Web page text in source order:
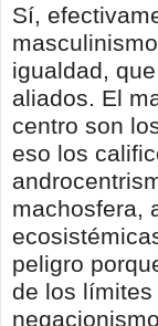
Sí,
igualdad,
aliados. El
centro son
eso los
machosfera,
peligro
de los